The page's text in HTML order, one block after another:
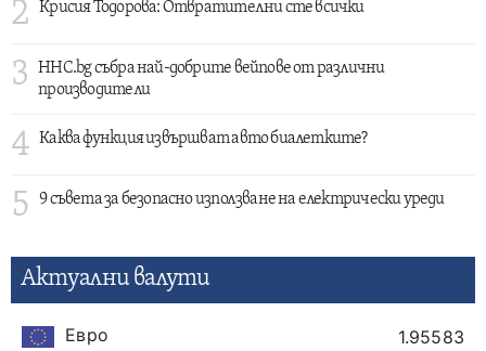
2 Крисия Тодорова: Отвратителни сте всички
3
HHC.bg събра най-добрите вейпове от различни
производители
4 Каква функция извършват авто биалетките?
5 9 съвета за безопасно използване на електрически уреди
Актуални валути
Евро
1.95583